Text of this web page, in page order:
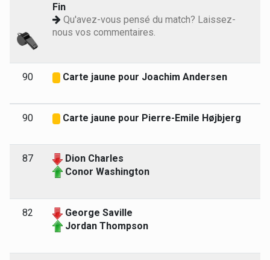
Fin
Qu'avez-vous pensé du match? Laissez-
nous vos commentaires.
90 Carte jaune pour Joachim Andersen
90 Carte jaune pour Pierre-Emile Højbjerg
87
Dion Charles
Conor Washington
82
George Saville
Jordan Thompson